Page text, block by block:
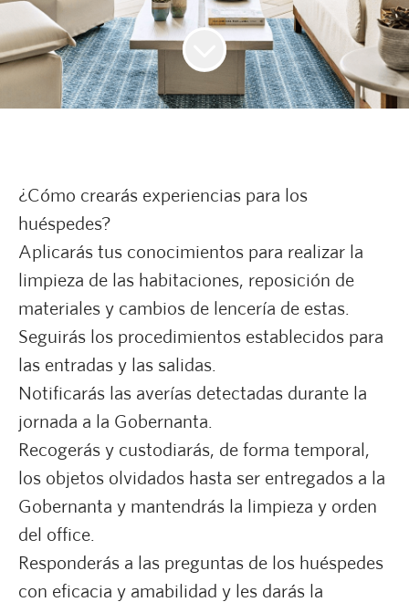
¿Cómo crearás experiencias para los
huéspedes?
Aplicarás tus conocimientos para realizar la
limpieza de las habitaciones, reposición de
materiales y cambios de lencería de estas.
Seguirás los procedimientos establecidos para
las entradas y las salidas.
Notificarás las averías detectadas durante la
jornada a la Gobernanta.
Recogerás y custodiarás, de forma temporal,
los objetos olvidados hasta ser entregados a la
Gobernanta y mantendrás la limpieza y orden
del office.
Responderás a las preguntas de los huéspedes
con eficacia y amabilidad y les darás la